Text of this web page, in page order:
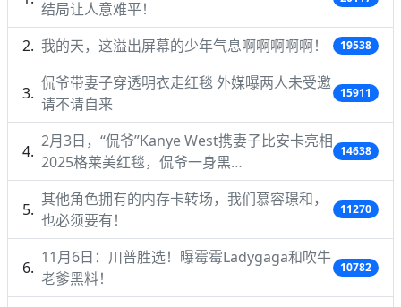
结局让人意难平！
我的天，这溢出屏幕的少年气息啊啊啊啊啊！ 19538
侃爷带妻子穿透明衣走红毯 外媒曝两人未受邀
请不请自来
15911
2月3日，“侃爷”Kanye West携妻子比安卡亮相
2025格莱美红毯，侃爷一身黑…
14638
其他角色拥有的内存卡转场，我们慕容璟和，
也必须要有！
11270
11月6日：川普胜选！曝霉霉Ladygaga和吹牛
老爹黑料！
10782